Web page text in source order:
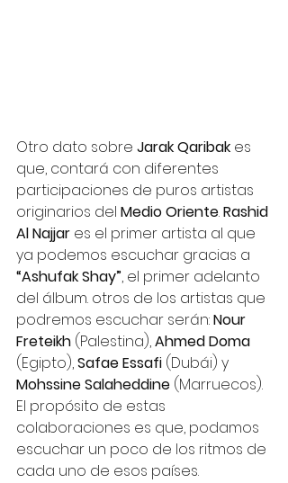
Otro dato sobre Jarak Qaribak es
que, contará con diferentes
participaciones de puros artistas
originarios del Medio Oriente. Rashid
Al Najjar es el primer artista al que
ya podemos escuchar gracias a
“Ashufak Shay”, el primer adelanto
del álbum. otros de los artistas que
podremos escuchar serán: Nour
Freteikh (Palestina), Ahmed Doma
(Egipto), Safae Essafi (Dubái) y
Mohssine Salaheddine (Marruecos).
El propósito de estas
colaboraciones es que, podamos
escuchar un poco de los ritmos de
cada uno de esos países.